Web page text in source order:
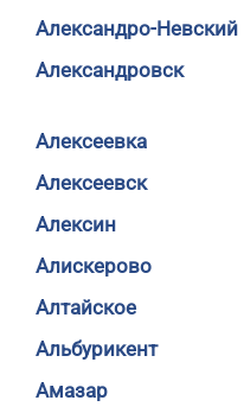
Александро-Невский
Александровск
Алексеевка
Алексеевск
Алексин
Алискерово
Алтайское
Альбурикент
Амазар